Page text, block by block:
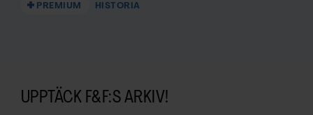
PREMIUM HISTORIA
UPPTÄCK F&F:S ARKIV!